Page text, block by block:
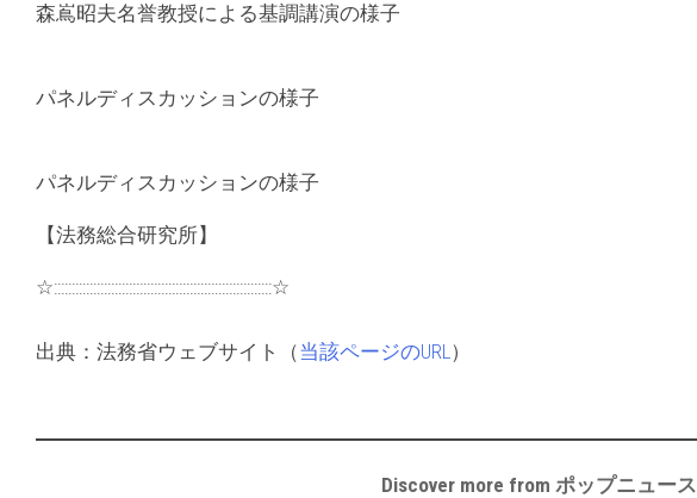
森嶌昭夫名誉教授による基調講演の様子
パネルディスカッションの様子
パネルディスカッションの様子
【法務総合研究所】
☆:::::::::::::::::::::::::::::::::::::::::::::::::::::::::::::☆
出典：法務省ウェブサイト（当該ページのURL）
Discover more from ポップニュース